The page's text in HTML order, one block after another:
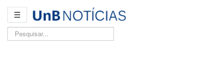
☰
Pesquisar...